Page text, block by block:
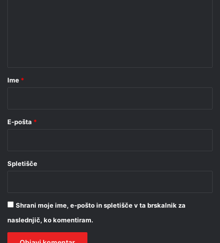
rIme *
E-pošta *
Spletišče
Shrani moje ime, e-pošto in spletišče v ta brskalnik za
naslednjič, ko komentiram.